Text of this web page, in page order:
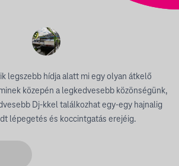
legszebb hídja alatt mi egy olyan átkelő
közepén a legkedvesebb közönségünk,
Dj-kkel találkozhat egy-egy hajnalig
lépegetés és koccintgatás erejéig.